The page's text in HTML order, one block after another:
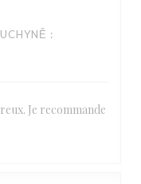
:
Je recommande